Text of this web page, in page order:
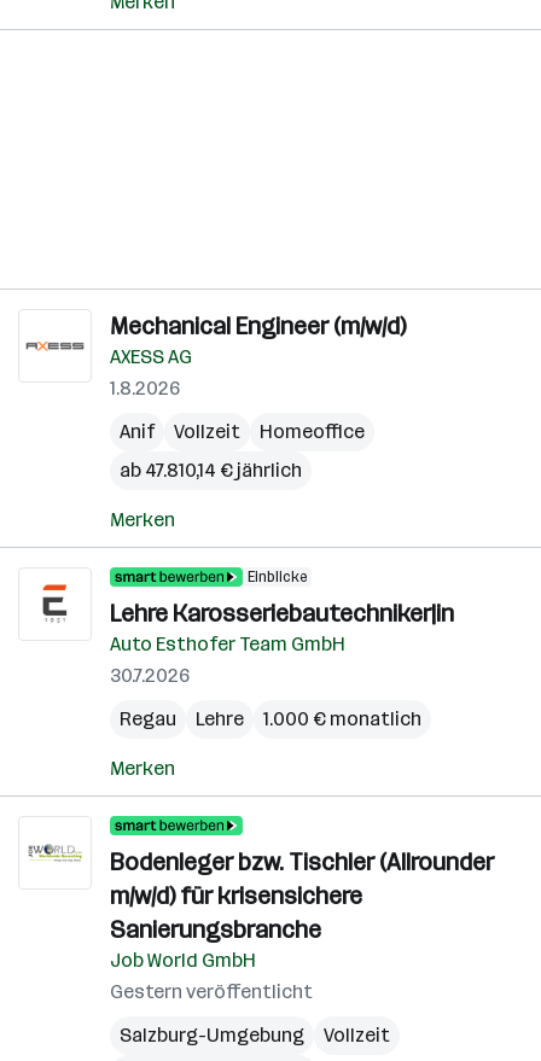
Mechanical Engineer (m/w/d)
AXESS AG
1.8.2026
Anif
Vollzeit
Homeoffice
ab 47.810,14 € jährlich
Merken
Einblicke
Lehre Karosseriebautechniker|in
Auto Esthofer Team GmbH
30.7.2026
Regau
Lehre 1.000 € monatlich
Merken
Bodenleger bzw. Tischler (Allrounder
m/w/d) für krisensichere
Sanierungsbranche
Job World GmbH
Gestern veröffentlicht
Salzburg-Umgebung
Vollzeit